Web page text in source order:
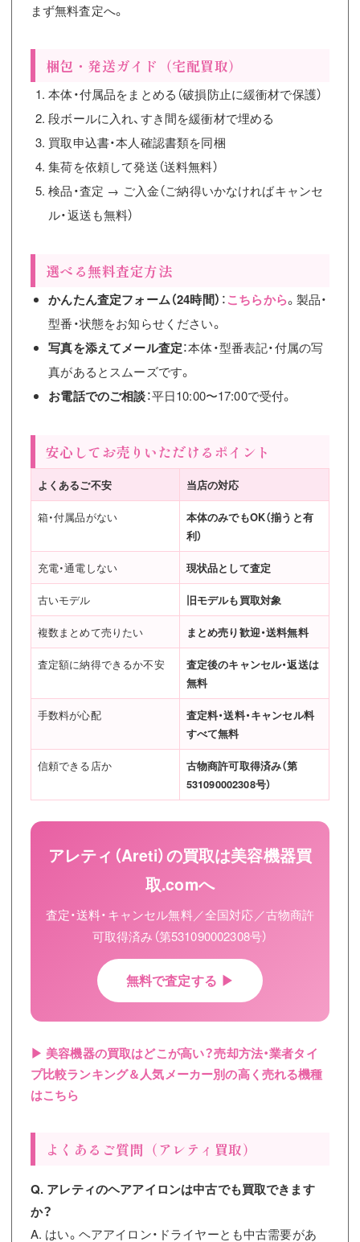
まず無料査定へ。
梱包・発送ガイド（宅配買取）
本体・付属品をまとめる（破損防止に緩衝材で保護）
段ボールに入れ、すき間を緩衝材で埋める
買取申込書・本人確認書類を同梱
集荷を依頼して発送（送料無料）
検品・査定 → ご入金（ご納得いかなければキャンセ
ル・返送も無料）
選べる無料査定方法
かんたん査定フォーム（24時間） ：こちらから。製品・
型番・状態をお知らせください。
写真を添えてメール査定：本体・型番表記・付属の写
真があるとスムーズです。
お電話でのご相談：平日10:00〜17:00で受付。
安心してお売りいただけるポイント
よくあるご不安 当店の対応
箱・付属品がない
本体のみでもOK（揃うと有
利）
充電・通電しない 現状品として査定
古いモデル 旧モデルも買取対象
複数まとめて売りたい まとめ売り歓迎・送料無料
査定額に納得できるか不安
査定後のキャンセル・返送は
無料
手数料が心配
査定料・送料・キャンセル料
すべて無料
信頼できる店か
古物商許可取得済み（第
531090002308号）
アレティ（Areti）の買取は美容機器買
取.comへ
査定・送料・キャンセル無料／全国対応／古物商許
可取得済み（第531090002308号）
無料で査定する ▶
▶ 美容機器の買取はどこが高い？売却方法・業者タイ
プ比較ランキング＆人気メーカー別の高く売れる機種
はこちら
よくあるご質問（アレティ買取）
Q. アレティのヘアアイロンは中古でも買取できます
か？
A. はい。ヘアアイロン・ドライヤーとも中古需要があ